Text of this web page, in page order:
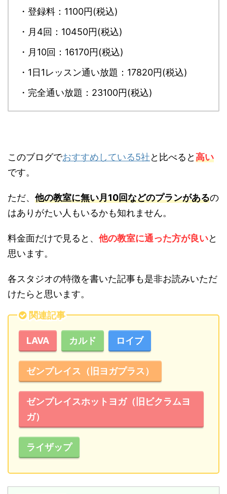
・登録料：1100円(税込)
・月4回：10450円(税込)
・月10回：16170円(税込)
・1日1レッスン通い放題：17820円(税込)
・完全通い放題：23100円(税込)
このブログでおすすめしている5社と比べると高い
です。
ただ、 他の教室に無い月10回などのプランがあるの
はありがたい人もいるかも知れません。
料金面だけで見ると、 他の教室に通った方が良いと
思います。
各スタジオの特徴を書いた記事も是非お読みいただ
けたらと思います。
関連記事
LAVA カルド ロイブ
ゼンプレイス（旧ヨガプラス）
ゼンプレイスホットヨガ（旧ビクラムヨ
ガ）
ライザップ